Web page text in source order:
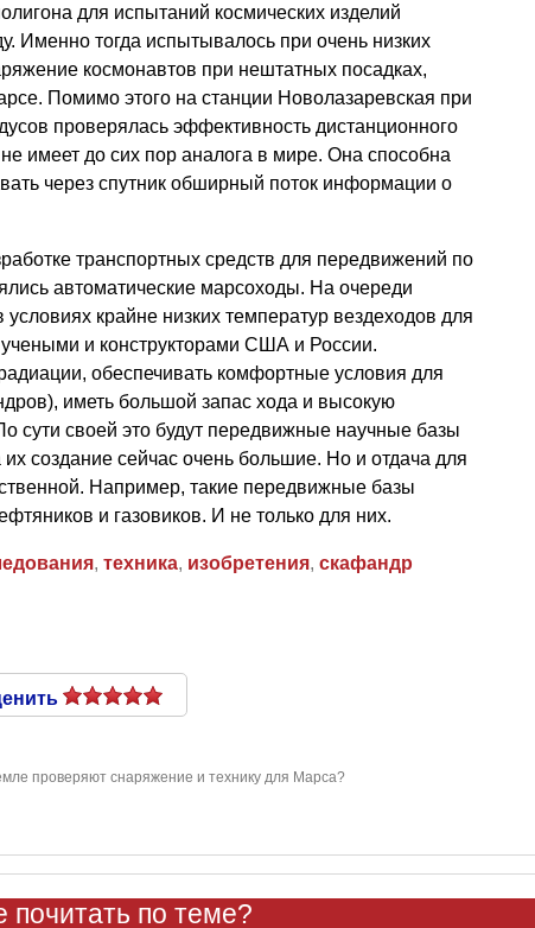
для испытаний космических изделий
Именно тогда испытывалось при очень низких
космонавтов при нештатных посадках,
Помимо этого на станции Новолазаревская при
проверялась эффективность дистанционного
имеет до сих пор аналога в мире. Она способна
через спутник обширный поток информации о
транспортных средств для передвижений по
автоматические марсоходы. На очереди
крайне низких температур вездеходов для
и конструкторами США и России.
обеспечивать комфортные условия для
иметь большой запас хода и высокую
сути своей это будут передвижные научные базы
создание сейчас очень большие. Но и отдача для
Например, такие передвижные базы
и газовиков. И не только для них.
, техника, изобретения, скафандр
проверяют снаряжение и технику для Марса?
почитать по теме?